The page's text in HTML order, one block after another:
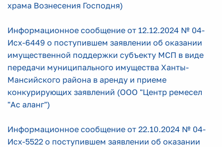
храма Вознесения Господня)
Информационное сообщение от 12.12.2024 № 04-
Исх-6449 о поступившем заявлении об оказании
имущественной поддержки субъекту МСП в виде
передачи муниципального имущества Ханты-
Мансийского района в аренду и приеме
конкурирующих заявлений (ООО "Центр ремесел
"Ас аланг")
Информационное сообщение от 22.10.2024 № 04-
Исх-5522 о поступившем заявлении об оказании